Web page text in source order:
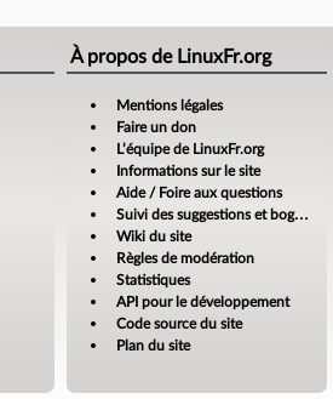
À propos de LinuxFr.org
Mentions légales
Faire un don
L’équipe de LinuxFr.org
Informations sur le site
Aide / Foire aux questions
Suivi des suggestions et bogues
Wiki du site
Règles de modération
Statistiques
API pour le développement
Code source du site
Plan du site